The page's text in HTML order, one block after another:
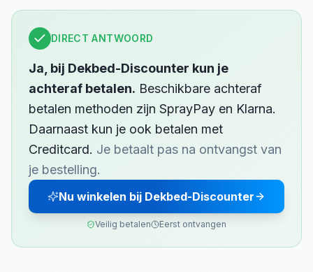
DIRECT ANTWOORD
Ja, bij Dekbed-Discounter kun je
achteraf betalen. Beschikbare achteraf
betalen methoden zijn SprayPay en Klarna.
Daarnaast kun je ook betalen met
Creditcard. Je betaalt pas na ontvangst van
je bestelling.
Nu winkelen bij Dekbed-Discounter
Veilig betalen Eerst ontvangen